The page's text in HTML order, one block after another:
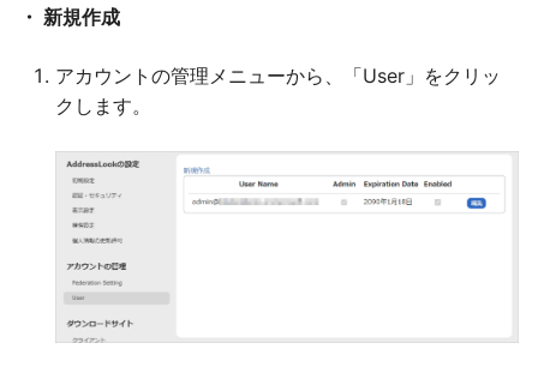
・ 新規作成
アカウントの管理メニューから、「User」をクリッ
クします。